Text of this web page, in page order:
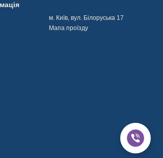
м. Київ, вул. Білоруська 17
Мапа проїзду